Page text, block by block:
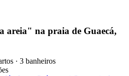
areia" na praia de Guaecá,
· 3 banheiros